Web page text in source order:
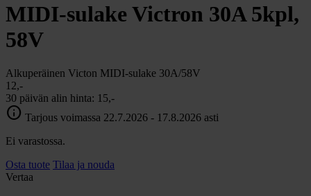
MIDI-sulake Victron 30A 5kpl,
58V
Alkuperäinen Victon MIDI-sulake 30A/58V
12,-
30 päivän alin hinta: 15,-
info Tarjous voimassa 22.7.2026 - 17.8.2026 asti
Ei varastossa.
Osta tuote Tilaa ja nouda
Vertaa